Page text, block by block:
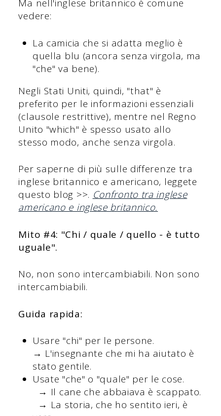
Ma nell'inglese britannico è comune
vedere:
La camicia che si adatta meglio è
quella blu (ancora senza virgola, ma
"che" va bene).
Negli Stati Uniti, quindi, "that" è
preferito per le informazioni essenziali
(clausole restrittive), mentre nel Regno
Unito "which" è spesso usato allo
stesso modo, anche senza virgola.
Per saperne di più sulle differenze tra
inglese britannico e americano, leggete
questo blog >>. Confronto tra inglese
americano e inglese britannico.
Mito #4: "Chi / quale / quello - è tutto
uguale".
No, non sono intercambiabili. Non sono
intercambiabili.
Guida rapida:
Usare "chi" per le persone.
→ L'insegnante che mi ha aiutato è
stato gentile.
Usate "che" o "quale" per le cose.
→ Il cane che abbaiava è scappato.
→ La storia, che ho sentito ieri, è